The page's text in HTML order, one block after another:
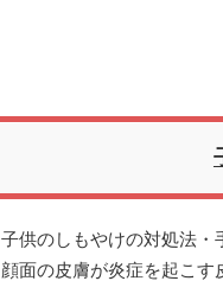
子供のしもやけの対処法・
顔面の皮膚が炎症を起こ